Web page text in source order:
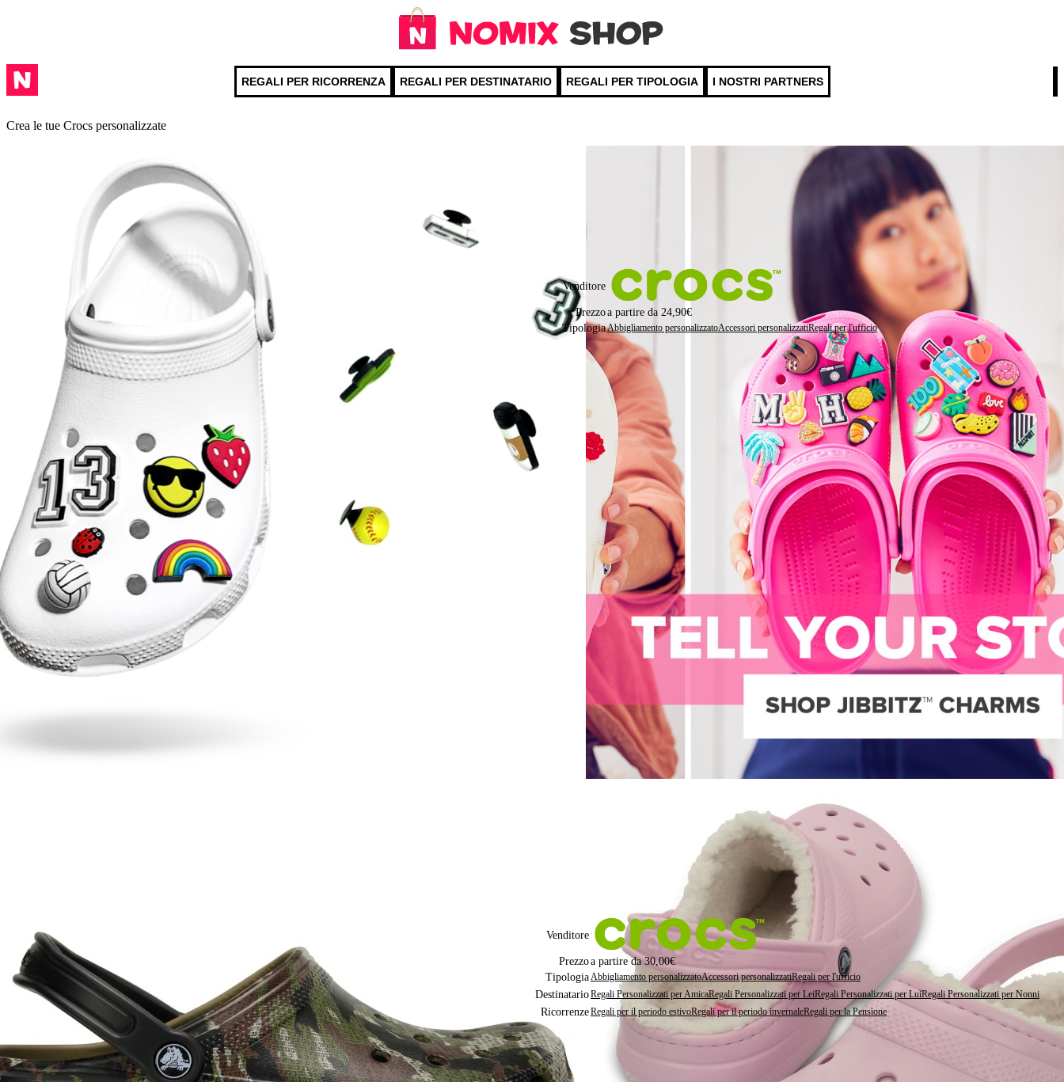
REGALI PER RICORRENZA REGALI PER DESTINATARIO REGALI PER TIPOLOGIA I NOSTRI PARTNERS
Crea le tue Crocs personalizzate
Puoi selezionare le singole lettere, numeri, simboli, emoji e smile
Scegli le tue Crocs, seleziona taglia e colore e personalizza con Jibbitz
Venditore
Prezzoa partire da 24,90€
TipologiaAbbigliamento personalizzatoAccessori personalizzatiRegali per l'ufficio
PERSONALIZZA
Tutti i modelli disponibili: Classic, sneakers, slippers, ecc...
Venditore
Prezzoa partire da 30,00€
TipologiaAbbigliamento personalizzatoAccessori personalizzatiRegali per l'ufficio
DestinatarioRegali Personalizzati per AmicaRegali Personalizzati per LeiRegali Personalizzati per LuiRegali Personalizzati per Nonni
RicorrenzeRegali per il periodo estivoRegali per il periodo invernaleRegali per la Pensione
PERSONALIZZA